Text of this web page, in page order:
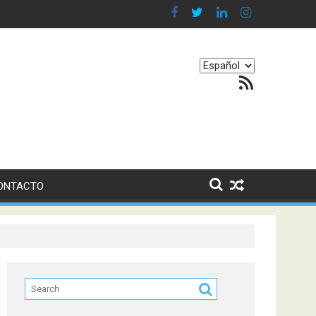
nuestro equilibrio emocional
Elegir
Feed RSS